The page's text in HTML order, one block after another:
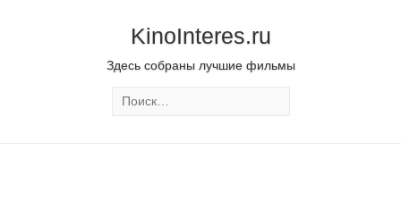
KinoInteres.ru
Здесь собраны лучшие фильмы